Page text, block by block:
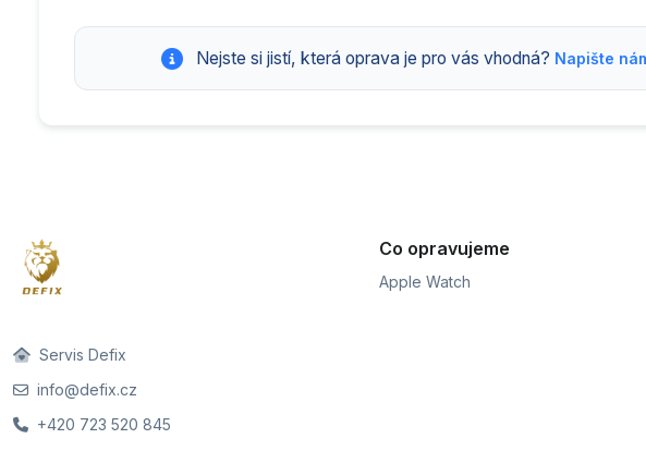
Nejste si jistí, která oprava je pro vás vhodná? Napište
Servis Defix
info@defix.cz
+420 723 520 845
Co opravujeme
Apple Watch